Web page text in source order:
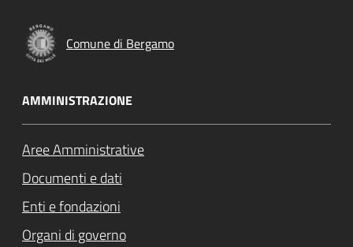
Comune di Bergamo
AMMINISTRAZIONE
Aree Amministrative
Documenti e dati
Enti e fondazioni
Organi di governo